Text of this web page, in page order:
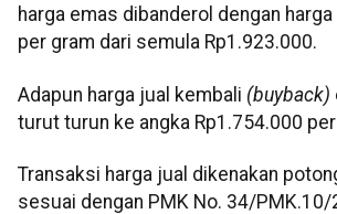
harga emas dibanderol dengan
per gram dari semula Rp1.923.000.
Adapun harga jual kembali (buyback)
turut turun ke angka Rp1.754.000
Transaksi harga jual dikenakan
sesuai dengan PMK No. 34/PMK.10/